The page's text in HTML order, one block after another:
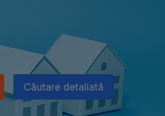
Căutare detaliată